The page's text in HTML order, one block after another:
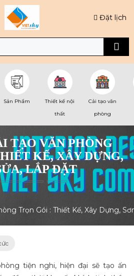
Đặt lịch
Sản Phẩm
Thiết kế nội
thất
Cải tạo văn
phòng
TẠO VĂN PHÒNG
KẾ, XÂY DỰNG,
LẮP ĐẶT
Trọn Gói : Thiết Kế, Xây Dựng,
tiện nghi, hiện đại sẽ tạo ấn